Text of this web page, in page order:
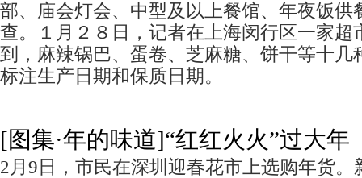
部、庙会灯会、中型及以上餐馆、年夜饭供
查。１月２８日，记者在上海闵行区一家超
到，麻辣锅巴、蛋卷、芝麻糖、饼干等十几
标注生产日期和保质日期。
[图集·年的味道]“红红火火”过大年
2月9日，市民在深圳迎春花市上选购年货。